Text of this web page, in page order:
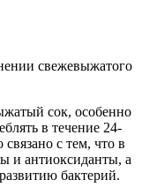
свежевыжатого
сок, особенно
в течение 24-
с тем, что в
и антиоксиданты, а
бактерий.